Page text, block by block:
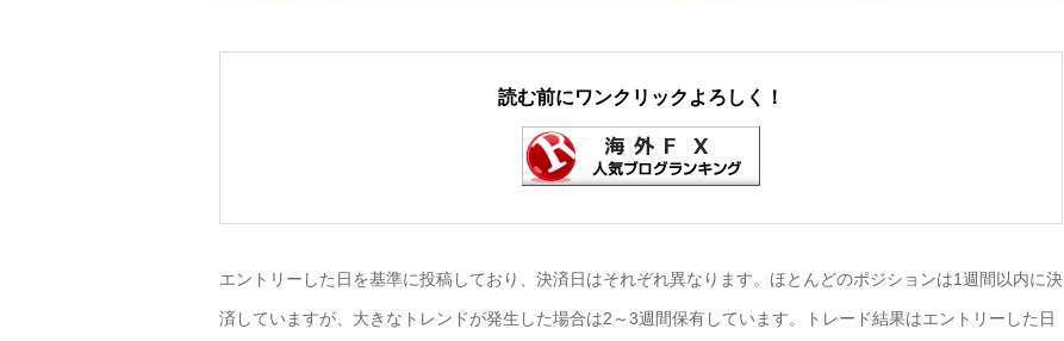
読む前にワンクリックよろしく！
エントリーした日を基準に投稿しており、決済日はそれぞれ異なります。ほとんどのポジションは1週間以内に決
済していますが、大きなトレンドが発生した場合は2～3週間保有しています。トレード結果はエントリーした日